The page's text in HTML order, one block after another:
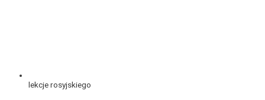
lekcje rosyjskiego